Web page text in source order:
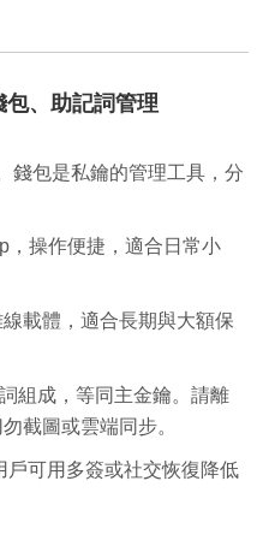
、助記詞管理
錢包是私鑰的管理工具，分
，操作便捷，適合日常小
線載體，適合長期與大額保
組成，等同主金鑰。請離
勿截圖或雲端同步。
戶可用多簽或社交恢復降低